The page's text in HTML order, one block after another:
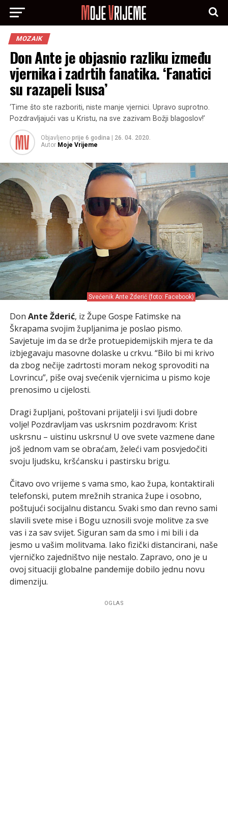
MOZAIK
Don Ante je objasnio razliku između
vjernika i zadrtih fanatika. ‘Fanatici
su razapeli Isusa’
‘Time što ste razboriti, niste manje vjernici. Upravo suprotno.
Pozdravljajući vas u Kristu, na sve zazivam Božji blagoslov!’
Objavljeno prije 6 godina
26. 04. 2020.
Autor Moje Vrijeme
Svećenik Ante Žderić (foto: Facebook)
Don Ante Žderić, iz Župe Gospe Fatimske na
Škrapama svojim župljanima je poslao pismo.
Savjetuje im da se drže protuepidemijskih mjera te da
izbjegavaju masovne dolaske u crkvu. “Bilo bi mi krivo
da zbog nečije zadrtosti moram nekog sprovoditi na
Lovrincu”, piše ovaj svećenik vjernicima u pismo koje
prenosimo u cijelosti.
Dragi župljani, poštovani prijatelji i svi ljudi dobre
volje! Pozdravljam vas uskrsnim pozdravom: Krist
uskrsnu – uistinu uskrsnu! U ove svete vazmene dane
još jednom vam se obraćam, želeći vam posvjedočiti
svoju ljudsku, kršćansku i pastirsku brigu.
Čitavo ovo vrijeme s vama smo, kao župa, kontaktirali
telefonski, putem mrežnih stranica župe i osobno,
poštujući socijalnu distancu. Svaki smo dan revno sami
slavili svete mise i Bogu uznosili svoje molitve za sve
vas i za sav svijet. Siguran sam da smo i mi bili i da
jesmo u vašim molitvama. Iako fizički distancirani, naše
vjerničko zajedništvo nije nestalo. Zapravo, ono je u
ovoj situaciji globalne pandemije dobilo jednu novu
dimenziju.
OGLAS